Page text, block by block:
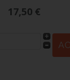
17,50 €